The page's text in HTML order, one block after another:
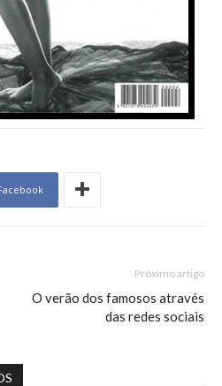
Próximo artigo
O verão dos famosos através
das redes sociais